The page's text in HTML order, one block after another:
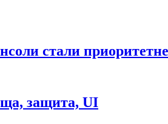
стали
защита, UI